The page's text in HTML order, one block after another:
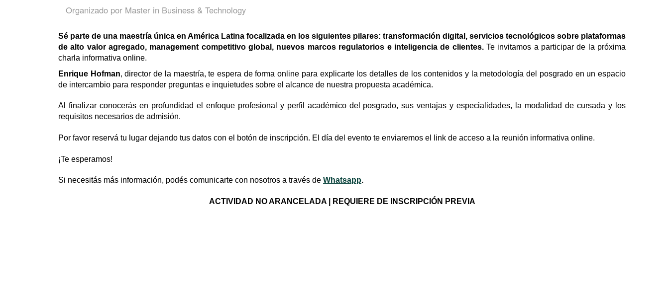
Organizado por Master in Business & Technology
Sé parte de una maestría única en América Latina focalizada en los siguientes pilares: transformación digital, servicios tecnológicos sobre plataformas
de alto valor agregado, management competitivo global, nuevos marcos regulatorios e inteligencia de clientes. Te invitamos a participar de la próxima
charla informativa online.
Enrique Hofman, director de la maestría, te espera de forma online para explicarte los detalles de los contenidos y la metodología del posgrado en un espacio
de intercambio para responder preguntas e inquietudes sobre el alcance de nuestra propuesta académica.
Al finalizar conocerás en profundidad el enfoque profesional y perfil académico del posgrado, sus ventajas y especialidades, la modalidad de cursada y los
requisitos necesarios de admisión.
Por favor reservá tu lugar dejando tus datos con el botón de inscripción. El día del evento te enviaremos el link de acceso a la reunión informativa online.
¡Te esperamos!
Si necesitás más información, podés comunicarte con nosotros a través de Whatsapp.
ACTIVIDAD NO ARANCELADA | REQUIERE DE INSCRIPCIÓN PREVIA